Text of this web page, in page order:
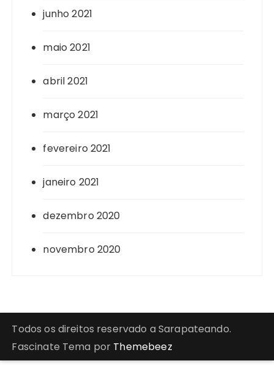
junho 2021
maio 2021
abril 2021
março 2021
fevereiro 2021
janeiro 2021
dezembro 2020
novembro 2020
Todos os direitos reservado a Sarapateando.
Fascinate Tema por Themebeez